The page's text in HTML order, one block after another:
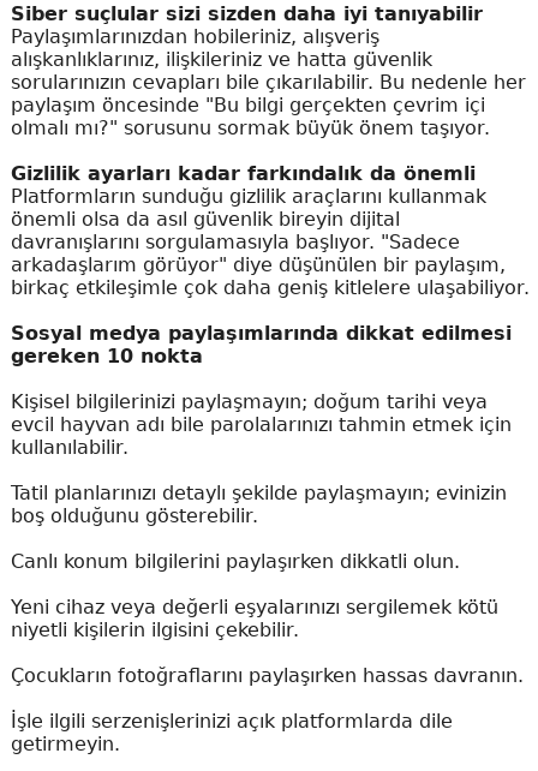
Siber suçlular sizi sizden daha iyi tanıyabilir
Paylaşımlarınızdan hobileriniz, alışveriş
alışkanlıklarınız, ilişkileriniz ve hatta güvenlik
sorularınızın cevapları bile çıkarılabilir. Bu nedenle her
paylaşım öncesinde "Bu bilgi gerçekten çevrim içi
olmalı mı?" sorusunu sormak büyük önem taşıyor.
Gizlilik ayarları kadar farkındalık da önemli
Platformların sunduğu gizlilik araçlarını kullanmak
önemli olsa da asıl güvenlik bireyin dijital
davranışlarını sorgulamasıyla başlıyor. "Sadece
arkadaşlarım görüyor" diye düşünülen bir paylaşım,
birkaç etkileşimle çok daha geniş kitlelere ulaşabiliyor.
Sosyal medya paylaşımlarında dikkat edilmesi
gereken 10 nokta
Kişisel bilgilerinizi paylaşmayın; doğum tarihi veya
evcil hayvan adı bile parolalarınızı tahmin etmek için
kullanılabilir.
Tatil planlarınızı detaylı şekilde paylaşmayın; evinizin
boş olduğunu gösterebilir.
Canlı konum bilgilerini paylaşırken dikkatli olun.
Yeni cihaz veya değerli eşyalarınızı sergilemek kötü
niyetli kişilerin ilgisini çekebilir.
Çocukların fotoğraflarını paylaşırken hassas davranın.
İşle ilgili serzenişlerinizi açık platformlarda dile
getirmeyin.